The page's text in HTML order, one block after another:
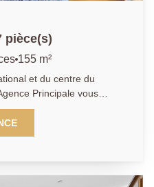
pièce(s)
155 m²
et du centre du
Principale vous
de 8 pièces de près de
de 4
avec balcon, son
bien. Prestations